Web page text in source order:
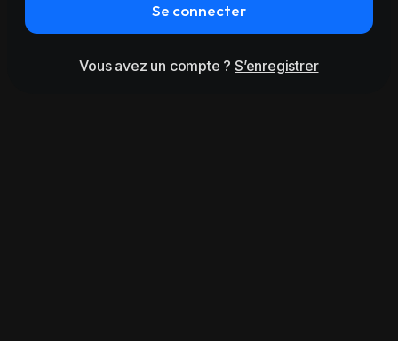
Se connecter
Vous avez un compte ?S’enregistrer